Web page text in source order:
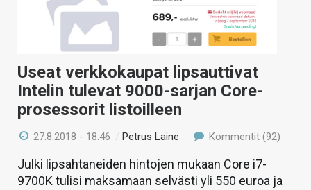
Useat verkkokaupat lipsauttivat
Intelin tulevat 9000-sarjan Core-
prosessorit listoilleen
27.8.2018 - 18:46 /Petrus Laine Kommentit (92)
Julki lipsahtaneiden hintojen mukaan Core i7-
9700K tulisi maksamaan selvästi yli 550 euroa ja